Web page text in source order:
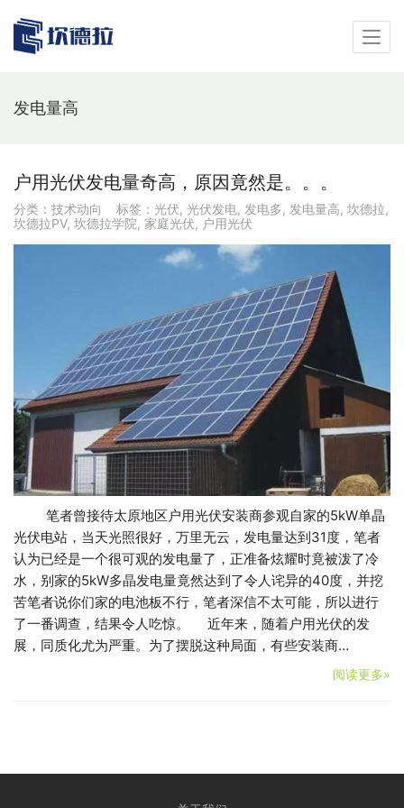
发电量高
户用光伏发电量奇高，原因竟然是。。。
分类： 技术动向 标签： 光伏, 光伏发电, 发电多 , 发电量高, 坎德拉,
坎德拉PV, 坎德拉学院, 家庭光伏, 户用光伏
笔者曾接待太原地区户用光伏安装商参观自家的5kW单晶
光伏电站，当天光照很好，万里无云，发电量达到31度，笔者
认为已经是一个很可观的发电量了，正准备炫耀时竟被泼了冷
水，别家的5kW多晶发电量竟然达到了令人诧异的40度，并挖
苦笔者说你们家的电池板不行，笔者深信不太可能，所以进行
了一番调查，结果令人吃惊。 近年来，随着户用光伏的发
展，同质化尤为严重。为了摆脱这种局面，有些安装商…
阅读更多»